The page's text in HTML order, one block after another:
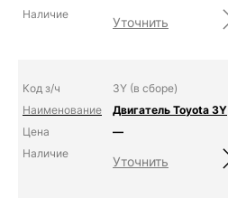
Уточнить
3Y (в сборе)
Двигатель Toyota 3Y
—
Уточнить